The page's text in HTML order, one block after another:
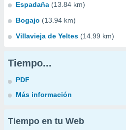
Espadaña (13.84 km)
Bogajo (13.94 km)
Villavieja de Yeltes (14.99 km)
Tiempo...
PDF
Más información
Tiempo en tu Web